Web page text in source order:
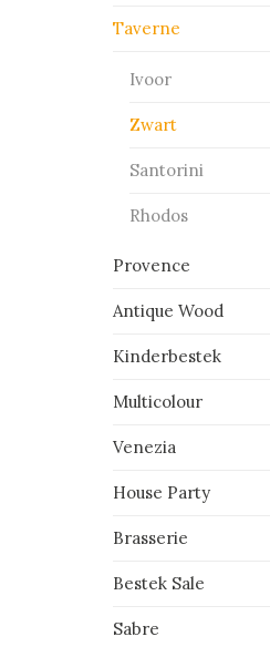
Taverne
Ivoor
Zwart
Santorini
Rhodos
Provence
Antique Wood
Kinderbestek
Multicolour
Venezia
House Party
Brasserie
Bestek Sale
Sabre